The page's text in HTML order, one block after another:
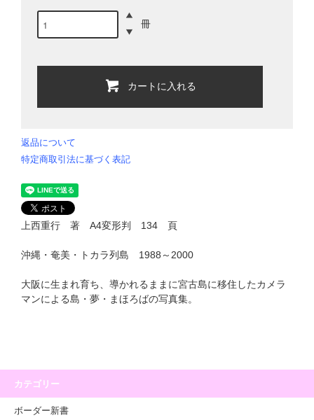
冊
カートに入れる
返品について
特定商取引法に基づく表記
上西重行 著 A4変形判 134 頁
沖縄・奄美・トカラ列島 1988～2000
大阪に生まれ育ち、導かれるままに宮古島に移住したカメラ
マンによる島・夢・まほろばの写真集。
カテゴリー
ボーダー新書